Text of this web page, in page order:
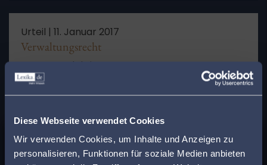
Diese Webseite verwendet Cookies
Wir verwenden Cookies, um Inhalte und Anzeigen zu
personalisieren, Funktionen für soziale Medien anbieten
Urteil | 11. Januar 2017
Verwaltungsrecht
LEXNET Redaktion
Unzulässige Feststellungsklage wegen
Subsidiarität
mehr lesen
Finden Sie den